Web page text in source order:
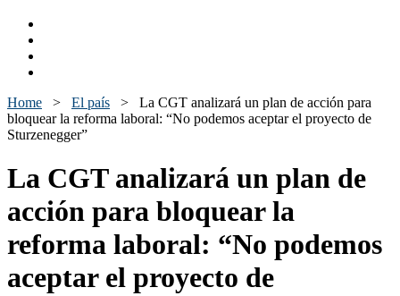
Home > El país > La CGT analizará un plan de acción para
bloquear la reforma laboral: “No podemos aceptar el proyecto de
Sturzenegger”
La CGT analizará un plan de
acción para bloquear la
reforma laboral: “No podemos
aceptar el proyecto de